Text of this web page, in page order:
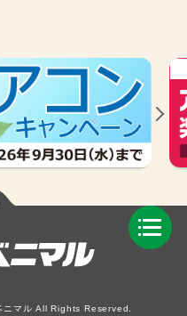
マル All Rights Reserved.